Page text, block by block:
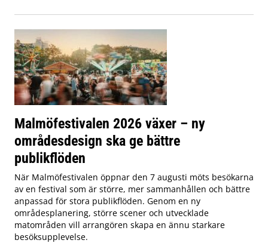
Malmöfestivalen 2026 växer – ny
områdesdesign ska ge bättre
publikflöden
När Malmöfestivalen öppnar den 7 augusti möts besökarna
av en festival som är större, mer sammanhållen och bättre
anpassad för stora publikflöden. Genom en ny
områdesplanering, större scener och utvecklade
matområden vill arrangören skapa en ännu starkare
besöksupplevelse.